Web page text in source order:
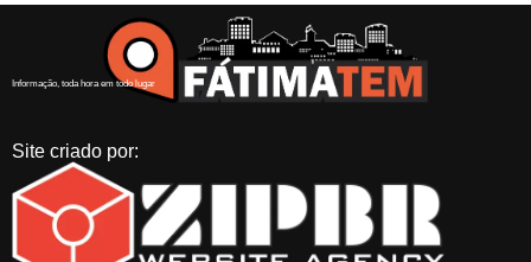
Informação, toda hora em todo lugar
Site criado por: